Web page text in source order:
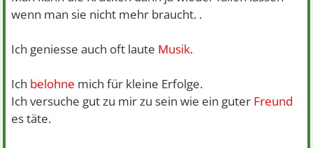
wenn man sie nicht mehr braucht. .
Ich geniesse auch oft laute Musik.
Ich belohne mich für kleine Erfolge.
Ich versuche gut zu mir zu sein wie ein guter Freund
es täte.